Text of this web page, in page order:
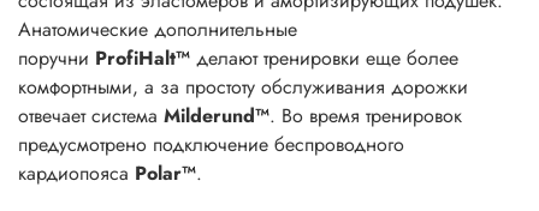
Анатомические дополнительные
поручни ProfiHalt™ делают тренировки еще более
комфортными, а за простоту обслуживания дорожки
отвечает система Milderund™. Во время тренировок
предусмотрено подключение беспроводного
кардиопояса Polar™.